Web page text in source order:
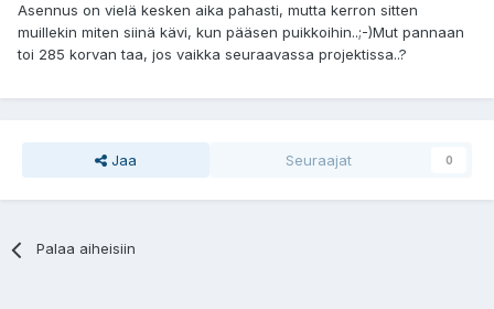
Asennus on vielä kesken aika pahasti, mutta kerron sitten
muillekin miten siinä kävi, kun pääsen puikkoihin..;-)Mut pannaan
toi 285 korvan taa, jos vaikka seuraavassa projektissa..?
Jaa Seuraajat 0
Palaa aiheisiin